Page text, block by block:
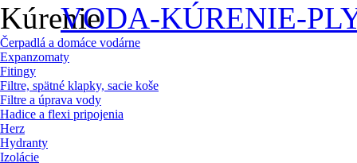
VODA-KÚRENIE-
Čerpadlá a domáce vodárne
Expanzomaty
Fitingy
Filtre, spätné klapky, sacie koše
Filtre a úprava vody
Hadice a flexi pripojenia
Herz
Hydranty
Izolácie